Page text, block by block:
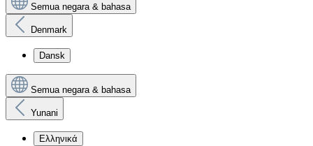
Semua negara & bahasa
Denmark
Dansk
Semua negara & bahasa
Yunani
Ελληνικά